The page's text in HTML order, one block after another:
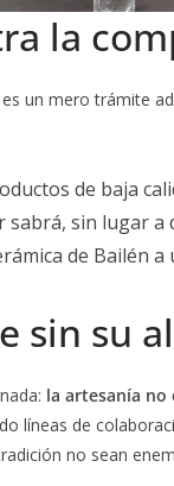
la
un mero trámite
de baja
sin lugar a
de Bailén
sin su
la artesanía no
líneas de
no sean